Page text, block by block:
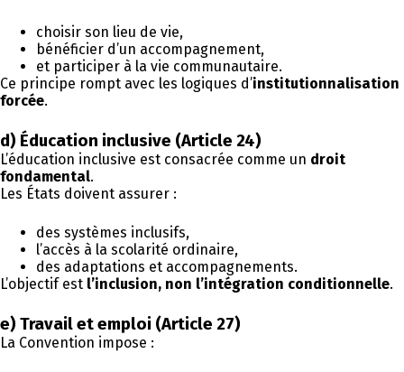
choisir son lieu de vie,
bénéficier d’un accompagnement,
et participer à la vie communautaire.
Ce principe rompt avec les logiques d’institutionnalisation
forcée.
d) Éducation inclusive (Article 24)
L’éducation inclusive est consacrée comme un droit
fondamental.
Les États doivent assurer :
des systèmes inclusifs,
l’accès à la scolarité ordinaire,
des adaptations et accompagnements.
L’objectif est l’inclusion, non l’intégration conditionnelle.
e) Travail et emploi (Article 27)
La Convention impose :